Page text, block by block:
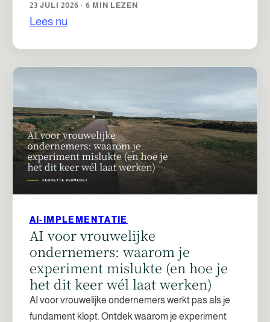
23 JULI 2026 · 6 MIN LEZEN
Lees nu
AI-IMPLEMENTATIE
AI voor vrouwelijke
ondernemers: waarom je
experiment mislukte (en hoe je
het dit keer wél laat werken)
AI voor vrouwelijke ondernemers werkt pas als je
fundament klopt. Ontdek waarom je experiment